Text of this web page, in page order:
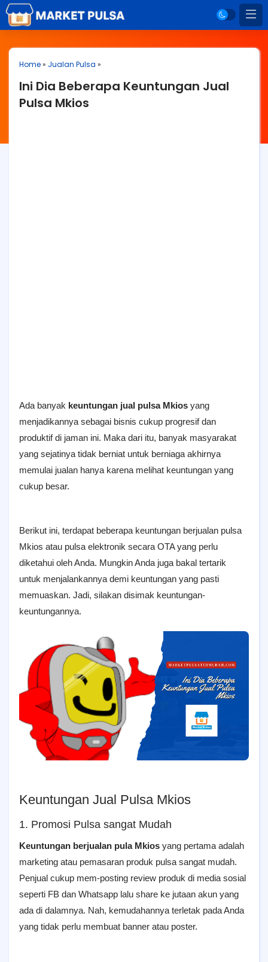
Home» Jualan Pulsa »
Ini Dia Beberapa Keuntungan Jual
Pulsa Mkios
Ada banyak keuntungan jual pulsa Mkios yang
menjadikannya sebagai bisnis cukup progresif dan
produktif di jaman ini. Maka dari itu, banyak masyarakat
yang sejatinya tidak berniat untuk berniaga akhirnya
memulai jualan hanya karena melihat keuntungan yang
cukup besar.
Berikut ini, terdapat beberapa keuntungan berjualan pulsa
Mkios atau pulsa elektronik secara OTA yang perlu
diketahui oleh Anda. Mungkin Anda juga bakal tertarik
untuk menjalankannya demi keuntungan yang pasti
memuaskan. Jadi, silakan disimak keuntungan-
keuntungannya.
Keuntungan Jual Pulsa Mkios
1. Promosi Pulsa sangat Mudah
Keuntungan berjualan pula Mkios yang pertama adalah
marketing atau pemasaran produk pulsa sangat mudah.
Penjual cukup mem-posting review produk di media sosial
seperti FB dan Whatsapp lalu share ke jutaan akun yang
ada di dalamnya. Nah, kemudahannya terletak pada Anda
yang tidak perlu membuat banner atau poster.